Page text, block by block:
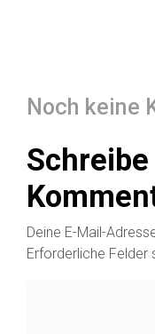
Noch keine
Deine E-Mail-
Erforderliche Felder